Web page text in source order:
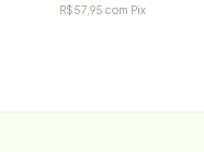
R$57,95 com Pix